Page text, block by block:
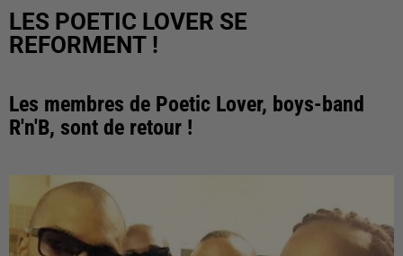
LES POETIC LOVER SE
REFORMENT !
Les membres de Poetic Lover, boys-band
R'n'B, sont de retour !